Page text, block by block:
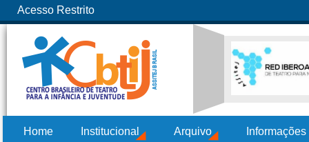
Acesso Restrito
Home Institucional Arquivo